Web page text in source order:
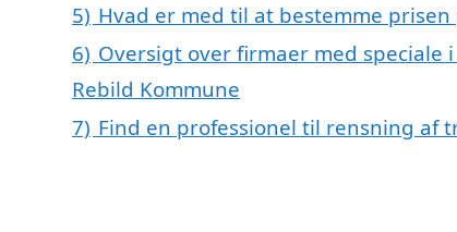
5) Hvad er med til at bestemme
6) Oversigt over firmaer med
Rebild Kommune
7) Find en professionel til rensning af